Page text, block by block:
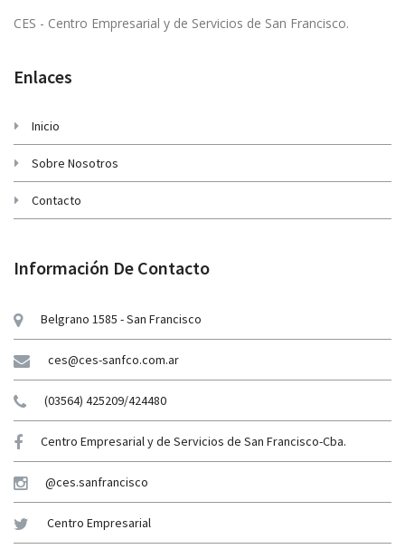
CES - Centro Empresarial y de Servicios de San Francisco.
Enlaces
Inicio
Sobre Nosotros
Contacto
Información De Contacto
Belgrano 1585 - San Francisco
ces@ces-sanfco.com.ar
(03564) 425209/424480
Centro Empresarial y de Servicios de San Francisco-Cba.
@ces.sanfrancisco
Centro Empresarial